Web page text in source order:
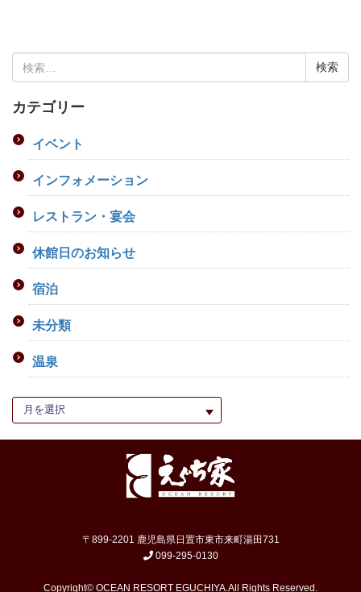
索:
カテゴリー
イベント
インフォメーション
レストラン・宴会
休館日のお知らせ
宿泊
未分類
温泉
〒899-2201 鹿児島県日置市東市来町湯田731
099-295-0130
Copyright© OCEAN RESORT EGUCHIYA.All Rights Reserved.